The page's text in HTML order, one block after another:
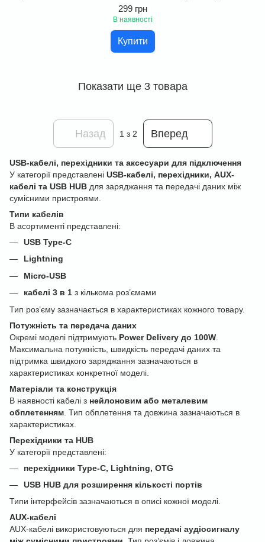
299 грн
В наявності
Купити
Показати ще 3 товара
Назад 1 з 2 Вперед
USB-кабелі, перехідники та аксесуари для підключення
У категорії представлені USB-кабелі, перехідники, AUX-
кабелі та USB HUB для заряджання та передачі даних між
сумісними пристроями.
Типи кабелів
В асортименті представлені:
USB Type-C
Lightning
Micro-USB
кабелі 3 в 1 з кількома роз’ємами
Тип роз’єму зазначається в характеристиках кожного товару.
Потужність та передача даних
Окремі моделі підтримують Power Delivery до 100W
Максимальна потужність, швидкість передачі даних та
підтримка швидкого заряджання зазначаються в
характеристиках конкретної моделі.
Матеріали та конструкція
В наявності кабелі з нейлоновим або металевим
обплетенням . Тип обплетення та довжина зазначаються в
характеристиках.
Перехідники та HUB
У категорії представлені:
перехідники Type-C, Lightning, OTG
USB HUB для розширення кількості портів
Типи інтерфейсів зазначаються в описі кожної моделі.
AUX-кабелі
AUX-кабелі використовуються для передачі аудіосигналу